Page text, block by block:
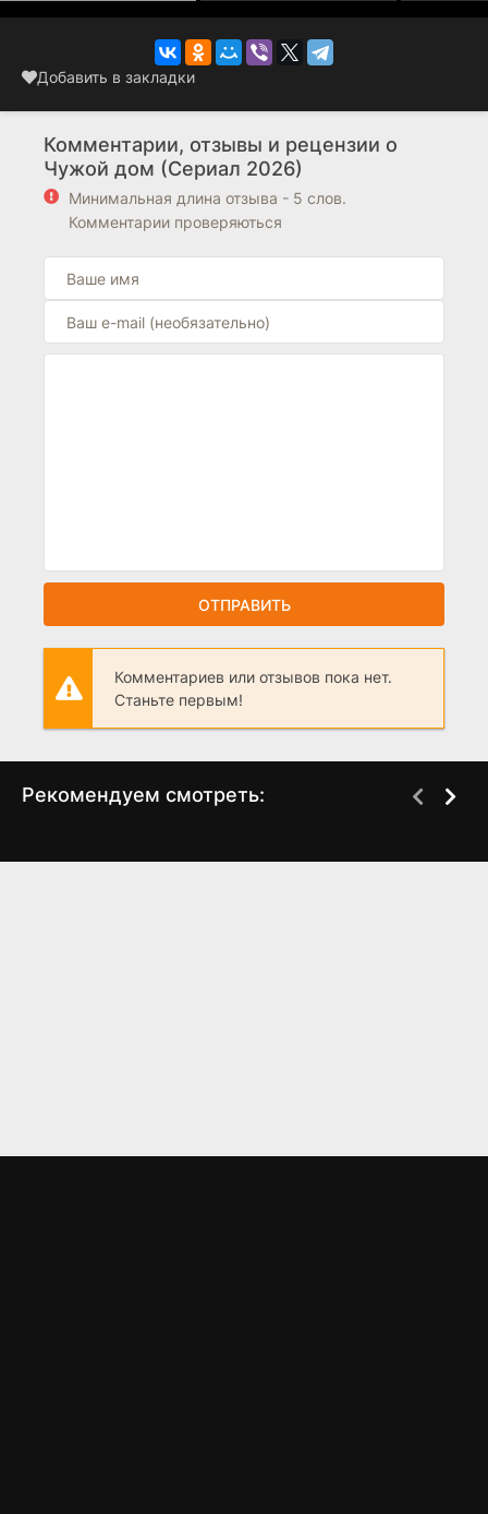
Добавить в закладки
Комментарии, отзывы и рецензии о
Чужой дом (Сериал 2026)
Минимальная длина отзыва - 5 слов.
Комментарии проверяються
ОТПРАВИТЬ
Комментариев или отзывов пока нет.
Станьте первым!
Рекомендуем смотреть: